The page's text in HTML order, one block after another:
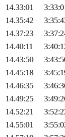
14.33:01
14.35:42
14.37:23
14.40:11
14.43:50
14.45:18
14.46:35
14.49:25
14.52:21
14.55:01